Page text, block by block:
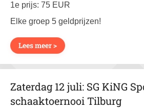
1e prijs: 75 EUR
Elke groep 5 geldprijzen!
Lees meer >
Zaterdag 12 juli: SG KiNG
schaaktoernooi Tilburg